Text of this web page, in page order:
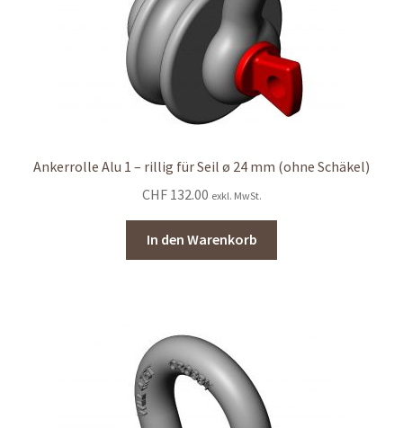
Ankerrolle Alu 1 – rillig für Seil ø 24 mm (ohne Schäkel)
CHF132.00 exkl. MwSt.
In den Warenkorb